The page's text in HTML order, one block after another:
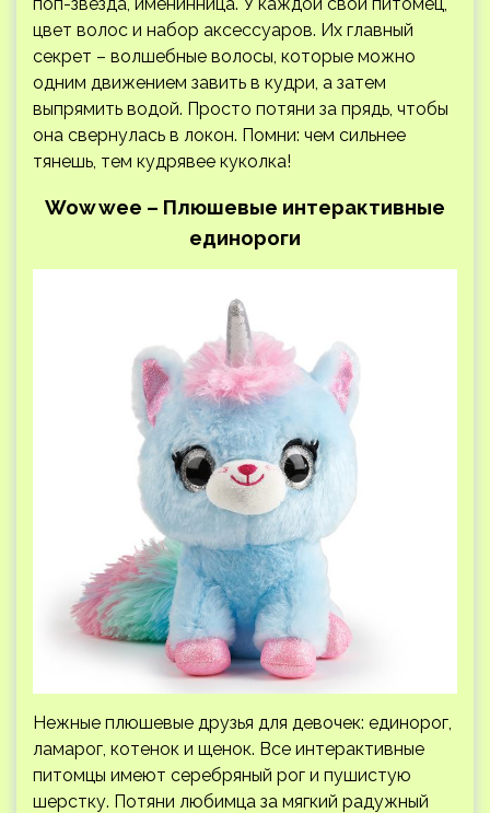
цвет волос и набор аксессуаров. Их главный
секрет – волшебные волосы, которые можно
одним движением завить в кудри, а затем
выпрямить водой. Просто потяни за прядь, чтобы
она свернулась в локон. Помни: чем сильнее
тянешь, тем кудрявее куколка!
Wow wee – Плюшевые интерактивные
единороги
Нежные плюшевые друзья для девочек: единорог,
ламарог, котенок и щенок. Все интерактивные
питомцы имеют серебряный рог и пушистую
шерстку. Потяни любимца за мягкий радужный